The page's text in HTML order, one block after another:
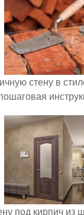
стену в
под кирпич из